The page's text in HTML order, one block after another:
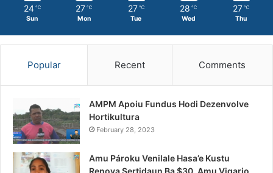
24 ℃
Sun
27 ℃
Mon
27 ℃
Tue
28 ℃
Wed
27 ℃
Thu
Popular Recent Comments
AMPM Apoiu Fundus Hodi Dezenvolve
Hortikultura
February 28, 2023
Amu Pároku Venilale Hasa’e Kustu
Renova Sertidaun Ba $30, Amu Vigario